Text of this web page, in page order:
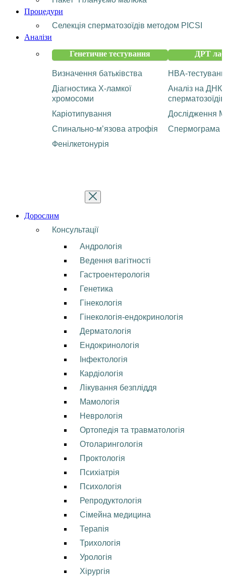
Процедури
Селекція сперматозоїдів методом PICSI
Аналізи
Генетичне тестування
Визначення батьківства
Діагностика Х-ламкої
хромосоми
Каріотипування
Спинально-м’язова атрофія
Фенілкетонурія
ДРТ
HBA-
Аналіз на
сперматозоїдів
Дослідження
Спермограма
Дорослим
Консультації
Андрологія
Ведення вагітності
Гастроентерологія
Генетика
Гінекологія
Гінекологія-ендокринологія
Дерматологія
Ендокринологія
Інфектологія
Кардіологія
Лікування безпліддя
Мамологія
Неврологія
Ортопедія та травматологія
Отоларингологія
Проктологія
Психіатрія
Психологія
Репродуктологія
Сімейна медицина
Терапія
Трихологія
Урологія
Хірургія